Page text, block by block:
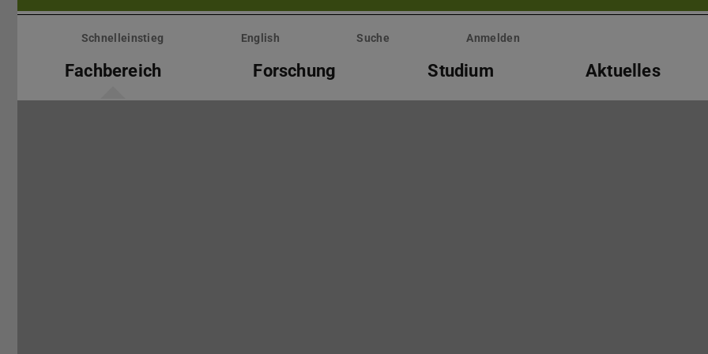
Menü
überspringenSchnelleinstieg English Suche Anmelden
Fachbereich Forschung Studium Aktuelles